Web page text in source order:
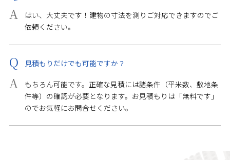
はい、大丈夫です！建物の寸法を測りご対応できますのでご
依頼ください。
見積もりだけでも可能ですか？
もちろん可能です。正確な見積には諸条件（平米数、敷地条
件等）の確認が必要となります。お見積もりは「無料です」
のでお気軽にお問合せください。